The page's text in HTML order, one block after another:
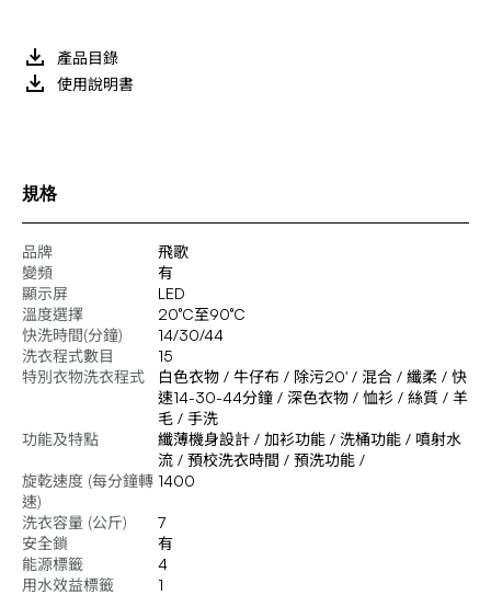
產品目錄
使用說明書
規格
品牌
飛歌
變頻
有
顯示屏
LED
溫度選擇
20°C至90°C
快洗時間(分鐘)
14/30/44
洗衣程式數目
15
特別衣物洗衣程式
白色衣物 / 牛仔布 / 除污20' / 混合 / 纖柔 / 快
速14-30-44分鐘 / 深色衣物 / 恤衫 / 絲質 / 羊
毛 / 手洗
功能及特點
纖薄機身設計 / 加衫功能 / 洗桶功能 / 噴射水
流 / 預校洗衣時間 / 預洗功能 /
旋乾速度 (每分鐘轉
速)
1400
洗衣容量 (公斤)
7
安全鎖
有
能源標籤
4
用水效益標籤
1